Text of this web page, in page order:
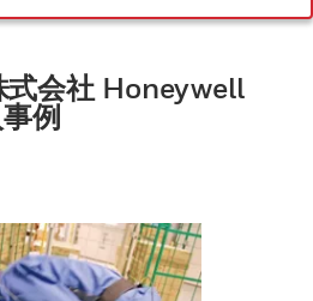
式会社 Honeywell
例